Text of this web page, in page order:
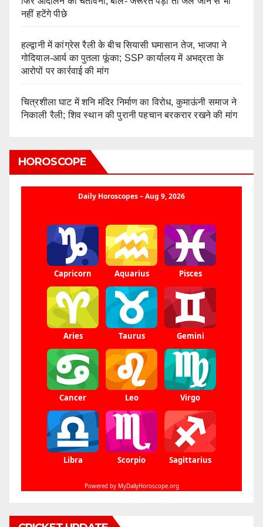
नहीं हटेंगे पीछे
हल्द्वानी में कांग्रेस रैली के बीच सियासी घमासान तेज, भाजपा ने
गोदियाल-आर्य का पुतला फूंका; SSP कार्यालय में अभद्रता के
आरोपों पर कार्रवाई की मांग
चित्रशीला घाट में शनि मंदिर निर्माण का विरोध, कुमाऊंनी समाज ने
निकाली रैली; शिव स्थान की पुरानी पहचान बरकरार रखने की मांग
HOROSCOPE